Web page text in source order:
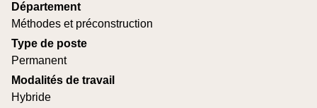
Département
Méthodes et préconstruction
Type de poste
Permanent
Modalités de travail
Hybride